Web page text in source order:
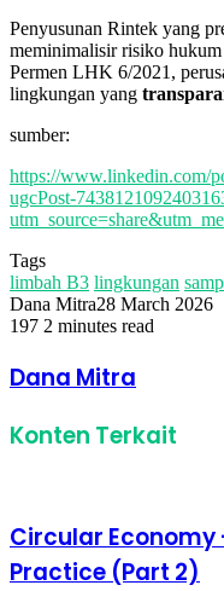
Penyusunan Rintek yang
meminimalisir risiko
Permen LHK 6/2021,
lingkungan yang
sumber:
https://www.linkedin.com/
ugcPost-
Tags
limbah B3 lingkungan
Dana Mitra28 March 2026
197 2 minutes read
via
Email
Dana Mitra
Konten Terkait
Circular Economy
Practice (Part 2)